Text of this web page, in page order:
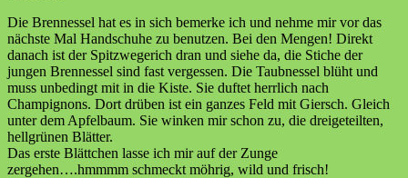
Die Brennessel hat es in sich bemerke ich und nehme mir vor das
nächste Mal Handschuhe zu benutzen. Bei den Mengen! Direkt
danach ist der Spitzwegerich dran und siehe da, die Stiche der
jungen Brennessel sind fast vergessen. Die Taubnessel blüht und
muss unbedingt mit in die Kiste. Sie duftet herrlich nach
Champignons. Dort drüben ist ein ganzes Feld mit Giersch. Gleich
unter dem Apfelbaum. Sie winken mir schon zu, die dreigeteilten,
hellgrünen Blätter.
Das erste Blättchen lasse ich mir auf der Zunge
zergehen….hmmmm schmeckt möhrig, wild und frisch!